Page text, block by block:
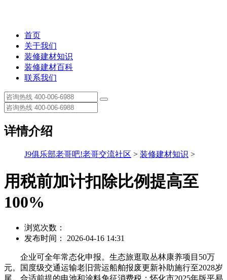
首页
关于我们
装修建材知识
装修建材百科
联系我们
详情介绍
J9俱乐部老哥吧!老哥交流社区 > 装修建材知识 >
用税前加计扣除比例提高至
100%
浏览次数：
发布时间： 2026-04-16 14:31
企业可全年常态化申报。生态旅逛取丛林康养项目50万
元。国度级交通运输老旧营运船舶报废更新补助施行至2028岁
尾。合适前提的电池和涂料免征消费税；怀化市2025年版平易